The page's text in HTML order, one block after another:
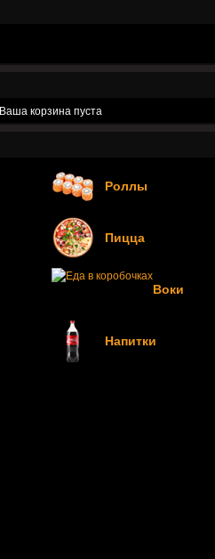
Ваша корзина пуста
Роллы
Пицца
Воки
Напитки